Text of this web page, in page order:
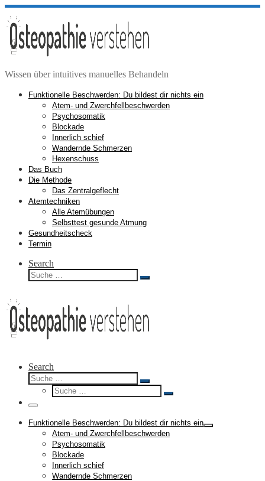
Zum
Inhalt
springen
Wissen über intuitives manuelles Behandeln
Funktionelle Beschwerden: Du bildest dir nichts ein
Atem- und Zwerchfellbeschwerden
Psychosomatik
Blockade
Innerlich schief
Wandernde Schmerzen
Hexenschuss
Das Buch
Die Methode
Das Zentralgeflecht
Atemtechniken
Alle Atemübungen
Selbsttest gesunde Atmung
Gesundheitscheck
Termin
Search
Suche
Suche
Search
Suche
Suche
…
Suche
Suche
Menü
Funktionelle Beschwerden: Du bildest dir nichts ein
Atem- und Zwerchfellbeschwerden
Psychosomatik
Blockade
Innerlich schief
Wandernde Schmerzen